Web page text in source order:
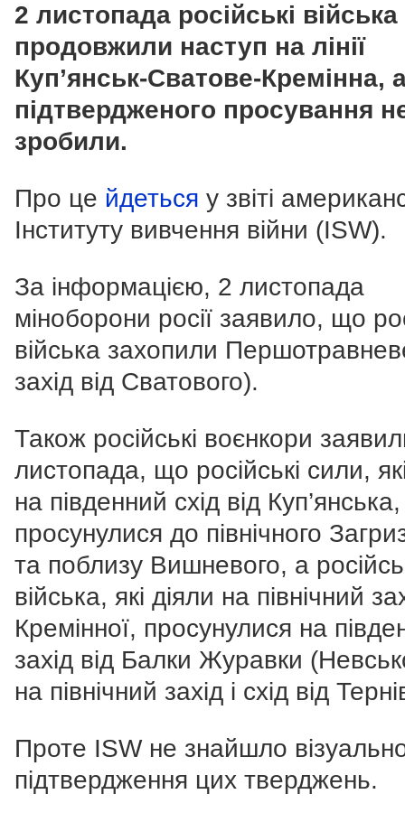
2 листопада російські війська
продовжили наступ на лінії
Куп’янськ-Сватове-Кремінна,
підтвердженого просування
зробили.
Про це йдеться у звіті
Інституту вивчення війни (ISW).
За інформацією, 2 листопада
міноборони росії заявило, що
війська захопили
захід від Сватового).
Також російські воєнкори
листопада, що російські сили,
на південний схід від Куп’янська,
просунулися до північного
та поблизу Вишневого, а
війська, які діяли на північний
Кремінної, просунулися на
захід від Балки Журавки
на північний захід і схід від
Проте ISW не знайшло
підтвердження цих тверджень.